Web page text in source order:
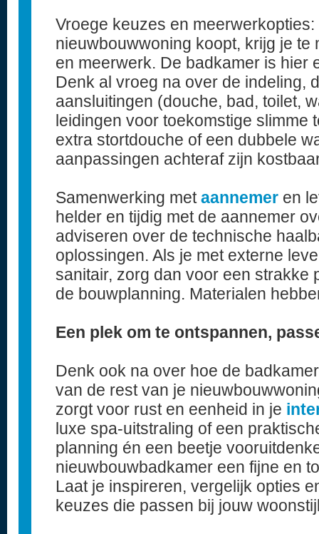
Vroege keuzes en
nieuwbouwwoning koopt, krijg je te
en meerwerk. De badkamer is hier
Denk al vroeg na over de indeling,
aansluitingen (douche, bad, toilet,
leidingen voor toekomstige slimme
extra stortdouche of een dubbele
aanpassingen achteraf zijn
Samenwerking metaannemer en
helder en tijdig met de aannemer
adviseren over de technische
oplossingen. Als je met externe
sanitair, zorg dan voor een strakke
de bouwplanning. Materialen
Een plek om te ontspannen,
Denk ook na over hoe de
van de rest van je
zorgt voor rust en eenheid in je
luxe spa-uitstraling of een
planning én een beetje
nieuwbouwbadkamer een fijne en
Laat je inspireren, vergelijk opties
keuzes die passen bij jouw